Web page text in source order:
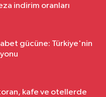
indirim oranları
gücüne: Türkiye'nin
kafe ve otellerde